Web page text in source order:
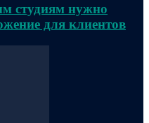
студиям нужно
для клиентов